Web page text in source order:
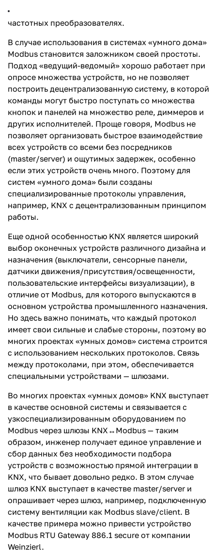
частотных преобразователях.
В случае использования в системах «умного дома»
Modbus становится заложником своей простоты.
Подход «ведущий-ведомый» хорошо работает при
опросе множества устройств, но не позволяет
построить децентрализованную систему, в которой
команды могут быстро поступать со множества
кнопок и панелей на множество реле, диммеров и
других исполнителей. Проще говоря, Modbus не
позволяет организовать быстрое взаимодействие
всех устройств со всеми без посредников
(master/server) и ощутимых задержек, особенно
если этих устройств очень много. Поэтому для
систем «умного дома» были созданы
специализированные протоколы управления,
например, KNX c децентрализованным принципом
работы.
Еще одной особенностью KNX является широкий
выбор оконечных устройств различного дизайна и
назначения (выключатели, сенсорные панели,
датчики движения/присутствия/освещенности,
пользовательские интерфейсы визуализации), в
отличие от Modbus, для которого выпускаются в
основном устройства промышленного назначения.
Но здесь важно понимать, что каждый протокол
имеет свои сильные и слабые стороны, поэтому во
многих проектах «умных домов» система строится
с использованием нескольких протоколов. Связь
между протоколами, при этом, обеспечивается
специальными устройствами — шлюзами.
Во многих проектах «умных домов» KNX выступает
в качестве основной системы и связывается с
узкоспециализированным оборудованием по
Modbus через шлюзы KNX↔Modbus — таким
образом, инженер получает единое управление и
сбор данных без необходимости подбора
устройств с возможностью прямой интеграции в
KNX, что бывает довольно редко. В этом случае
шлюз KNX выступает в качестве master/server и
опрашивает через шлюз, например, подключенную
систему вентиляции как Modbus slave/client. В
качестве примера можно привести устройство
Modbus RTU Gateway 886.1 secure от компании
Weinzierl.